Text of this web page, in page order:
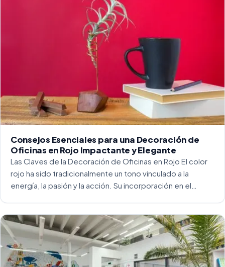
Consejos Esenciales para una Decoración de
Oficinas en Rojo Impactante y Elegante
Las Claves de la Decoración de Oficinas en Rojo El color
rojo ha sido tradicionalmente un tono vinculado a la
energía, la pasión y la acción. Su incorporación en el